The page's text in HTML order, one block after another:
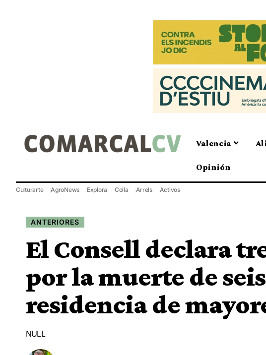
Valencia
Opinión
Culturarte AgroNews Explora Colla Arrels Activos
ANTERIORES
El Consell declara
por la muerte de
residencia de
NULL